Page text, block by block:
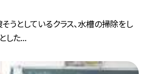
うとしているクラス、水槽の掃除をし
した...